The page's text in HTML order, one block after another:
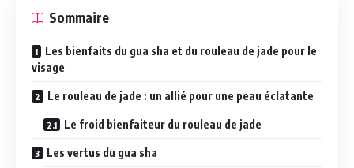
Sommaire
Les bienfaits du gua sha et du rouleau de jade pour le
visage
Le rouleau de jade : un allié pour une peau éclatante
Le froid bienfaiteur du rouleau de jade
Les vertus du gua sha